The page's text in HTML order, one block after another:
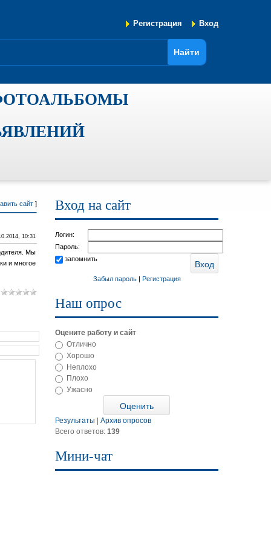
Регистрация Вход
сайт ]
10:31
Мы
и многое
Вход на сайт
Логин:
Пароль:
запомнить
Забыл пароль| Регистрация
Наш опрос
Оцените работу и сайт
Отлично
Хорошо
Неплохо
Плохо
Ужасно
Результаты
Архив опросов
Всего ответов: 139
Мини-чат